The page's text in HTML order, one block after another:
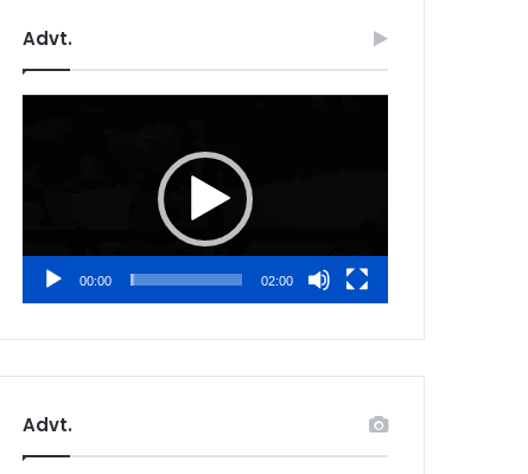
Advt.
00:00 02:00
Advt.